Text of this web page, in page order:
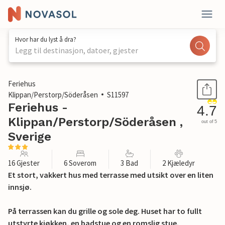
Hvor har du lyst å dra?
Legg til destinasjon, datoer, gjester
1 / 53
Feriehus
Klippan/Perstorp/Söderåsen
S11597
Feriehus -
Klippan/Perstorp/Söderåsen ,
Sverige
4.7
out of 5
16 Gjester 6 Soverom 3 Bad 2 Kjæledyr
Et stort, vakkert hus med terrasse med utsikt over en liten
innsjø.
På terrassen kan du grille og sole deg. Huset har to fullt